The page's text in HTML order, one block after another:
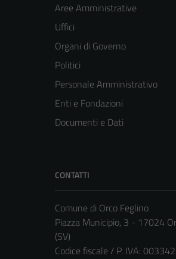
Aree Amministrative
Uffici
Organi di Governo
Politici
Personale Amministrativo
Enti e Fondazioni
Documenti e Dati
CONTATTI
Comune di Orco Feglino
Piazza Municipio, 3 - 17024
(SV)
Codice fiscale / P. IVA: